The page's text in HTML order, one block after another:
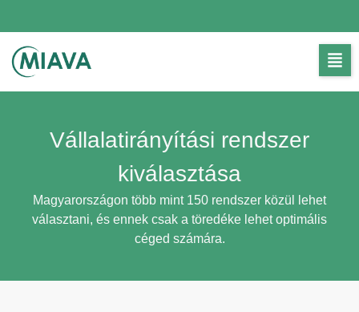
Vállalatirányítási rendszer
kiválasztása
Magyarországon több mint 150 rendszer közül lehet
választani, és ennek csak a töredéke lehet optimális
céged számára.